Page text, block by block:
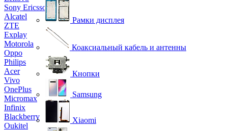
Sony Ericsson
Alcatel
ZTE
Explay
Motorola
Oppo
Philips
Acer
Vivo
OnePlus
Micromax
Infinix
Blackberry
Oukitel
Рамки дисплея
Коаксиальный кабель и антенны
Кнопки
Samsung
Xiaomi